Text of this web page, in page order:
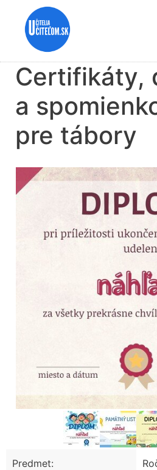
Certifikáty,
a
pre tábory
Predmet: